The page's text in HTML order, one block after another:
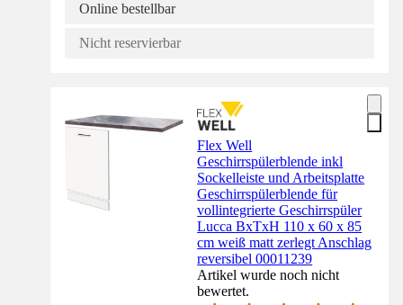
Online bestellbar
Nicht reservierbar
Flex Well
Geschirrspülerblende inkl
Sockelleiste und Arbeitsplatte
Geschirrspülerblende für
vollintegrierte Geschirrspüler
Lucca BxTxH 110 x 60 x 85
cm weiß matt zerlegt Anschlag
reversibel 00011239
Artikel wurde noch nicht
bewertet.